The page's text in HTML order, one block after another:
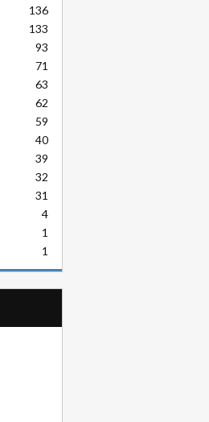
136
133
93
71
63
62
59
40
39
32
31
4
1
1